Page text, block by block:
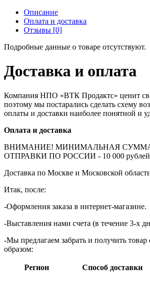
Описание
Оплата и доставка
Отзывы [0]
Подробные данные о товаре отсутствуют.
Доставка и оплата
Компания НПО «ВТК Продактс» ценит
поэтому мы постарались сделать схему
оплаты и доставки наиболее понятной и
Оплата и доставка
ВНИМАНИЕ! МИНИМАЛЬНАЯ
ОТПРАВКИ ПО РОССИИ - 10 000
Доставка по Москве и Московской
Итак, после:
-Оформления заказа в интернет-магазине.
-Выставления нами счета (в течение 3-х
-Мы предлагаем забрать и получить
образом:
Регион Способ доставки